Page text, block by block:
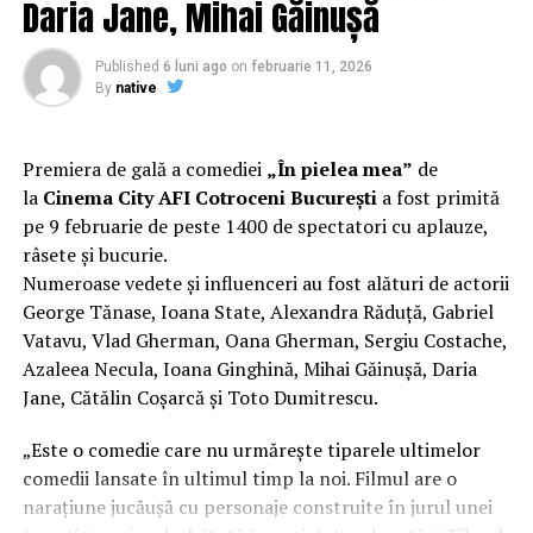
Regizorul și scenaristul Paul Decu , absolvent al
Facultății de Teatru UNATC „I.L.Caragiale” și al
masteratului în regie de film de la MetFilm School
Londra, a colaborat la realizarea primului său
parteAdrian Pădurețu (imagine), Bogdan Ivanovici
(sunet), Anca Miron (scenografie), Francisca Vass
(costume).
O comedie actuală și colorată, filmul„În pielea mea”
are premiera națională pe 10 februarie, distribuit de
T.R.I.B.E. Films.
Mai multe detalii, imagini de la filmări, fragmente din
film și declarații din partea actorilor sunt disponibile pe
paginile social media ale filmului deFacebook,
Instagram,TikTok .
„În Pielea Mea”
este un film produs de: CB MOTION
Daria Jane, Mihai Găinușă
Published 6 luni ago on februarie 11, 2026
By native
Premiera de gală a comediei „În pielea mea” de
la Cinema City AFI Cotroceni Bucureștia fost primită
pe 9 februarie de peste 1400 de spectatori cu aplauze,
râsete și bucurie.
Numeroase vedete și influenceri au fost alături de actorii
George Tănase, Ioana State, Alexandra Răduță, Gabriel
Vatavu, Vlad Gherman, Oana Gherman, Sergiu Costache,
Azaleea Necula, Ioana Ginghină, Mihai Găinușă, Daria
Jane, Cătălin Coșarcă și Toto Dumitrescu.
„Este o comedie care nu urmărește tiparele ultimelor
comedii lansate în ultimul timp la noi. Filmul are o
narațiune jucăușă cu personaje construite în jurul unei